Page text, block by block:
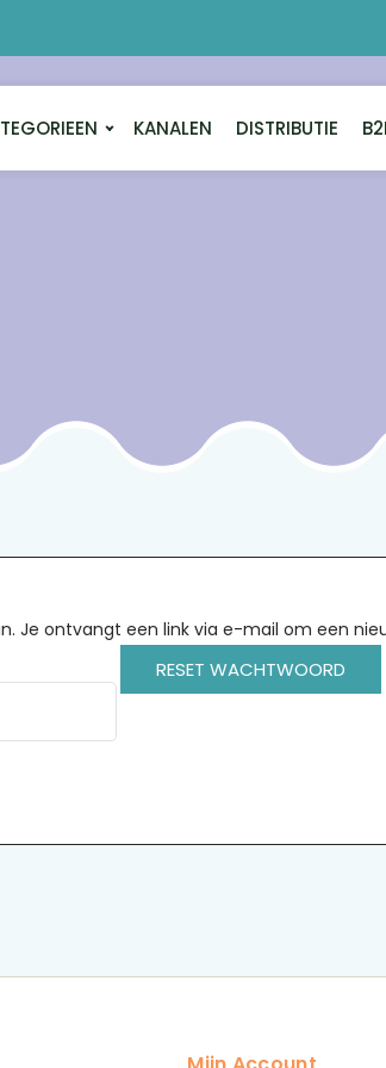
KANALEN DISTRIBUTIE
Je ontvangt een link via e-mail om een
RESET WACHTWOORD